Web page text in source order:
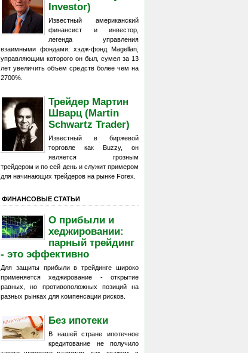
Investor)
Известный американский
финансист и инвестор,
легенда управления
взаимными фондами: хэдж-фонд Magellan,
управляющим которого он был, сумел за 13
лет увеличить объем средств более чем на
2700%.
Трейдер Мартин
Шварц (Martin
Schwartz Trader)
Известный в биржевой
торговле как Buzzy, он
является грозным
трейдером и по сей день и служит примером
для начинающих трейдеров на рынке Forex.
ФИНАНСОВЫЕ СТАТЬИ
О прибыли и
хеджировании:
парный трейдинг
- это эффективно
Для защиты прибыли в трейдинге широко
применяется хеджирование - открытие
равных, но противоположных позиций на
разных рынках для компенсации рисков.
Без ипотеки
В нашей стране ипотечное
кредитование не получило